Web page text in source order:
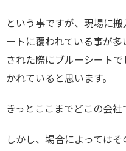
という事ですが、現場に
ートに覆われている事が
された際にブルーシート
かれていると思います。
きっとここまでどこの会社
しかし、場合によっては